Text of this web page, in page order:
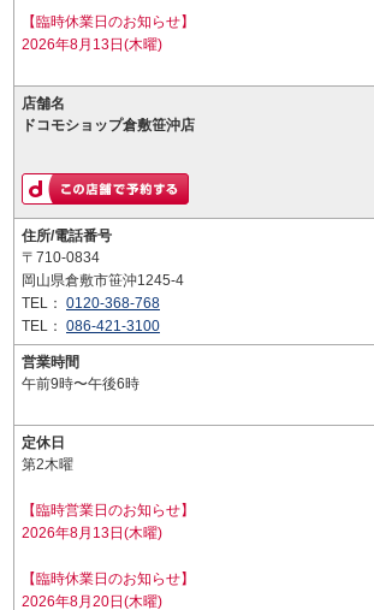
【臨時休業日のお知らせ】
2026年8月13日(木曜)
店舗名
ドコモショップ倉敷笹沖店
住所/電話番号
〒710-0834
岡山県倉敷市笹沖1245-4
TEL： 0120-368-768
TEL： 086-421-3100
営業時間
午前9時〜午後6時
定休日
第2木曜
【臨時営業日のお知らせ】
2026年8月13日(木曜)
【臨時休業日のお知らせ】
2026年8月20日(木曜)